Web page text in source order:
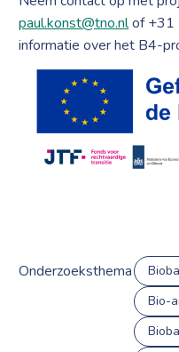
paul.konst@tno.nlof +31
informatie over het B4-
Onderzoeksthema
Bio-